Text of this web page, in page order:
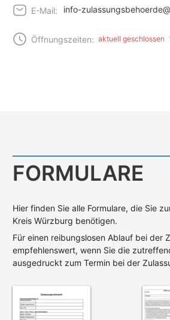
E-Mail: info-
Öffnungszeiten: aktuell geschlossen
FORMULARE
Hier finden Sie alle Formulare, die Sie
Kreis Würzburg benötigen.
Für einen reibungslosen Ablauf bei der
empfehlenswert, wenn Sie die
ausgedruckt zum Termin bei der